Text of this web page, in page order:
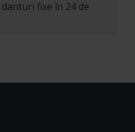
fixe în 24 de